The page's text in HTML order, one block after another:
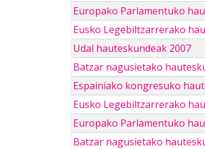
Europako Parlamentuko
Eusko Legebiltzarrerako
Udal hauteskundeak 2007
Batzar nagusietako
Espainiako kongresuko
Eusko Legebiltzarrerako
Europako Parlamentuko
Batzar nagusietako